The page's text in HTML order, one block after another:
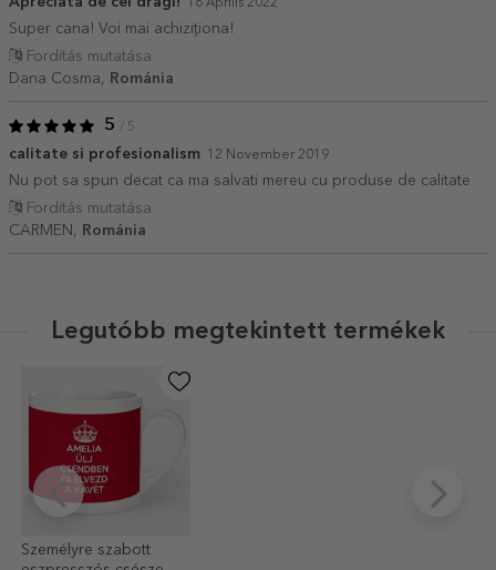
16 Április 2022
Super cana! Voi mai achiziționa!
Fordítás mutatása
Dana Cosma,
Románia
5 / 5
calitate si profesionalism 12 November 2019
Nu pot sa spun decat ca ma salvati mereu cu produse de calitate
Fordítás mutatása
CARMEN,
Románia
Legutóbb megtekintett termékek
Személyre szabott